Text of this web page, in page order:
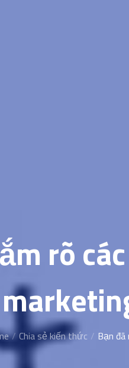
rõ
Chia sẻ kiến thức Bạn